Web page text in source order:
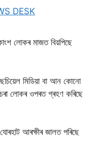
DESK
লোকৰ মাজত বিয়পিছে
মিডিয়া বা আন কোনো
লোকৰ ওপৰত গ্ৰহণ কৰিছে
আৰক্ষীৰ জালত পৰিছে